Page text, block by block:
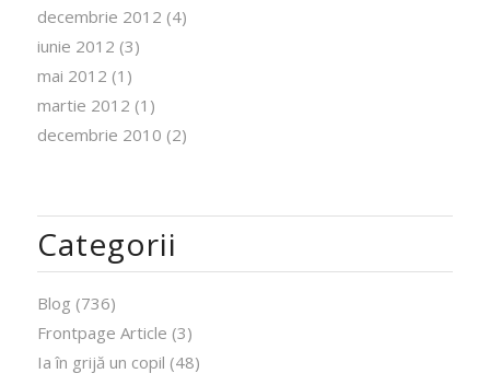
decembrie 2012 (4)
iunie 2012 (3)
mai 2012 (1)
martie 2012 (1)
decembrie 2010 (2)
Categorii
Blog (736)
Frontpage Article (3)
Ia în grijă un copil (48)